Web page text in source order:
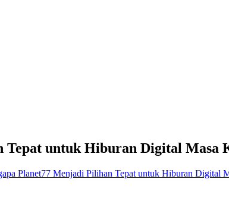
Tepat untuk Hiburan Digital Masa
Planet77 Menjadi Pilihan Tepat untuk Hiburan Digital